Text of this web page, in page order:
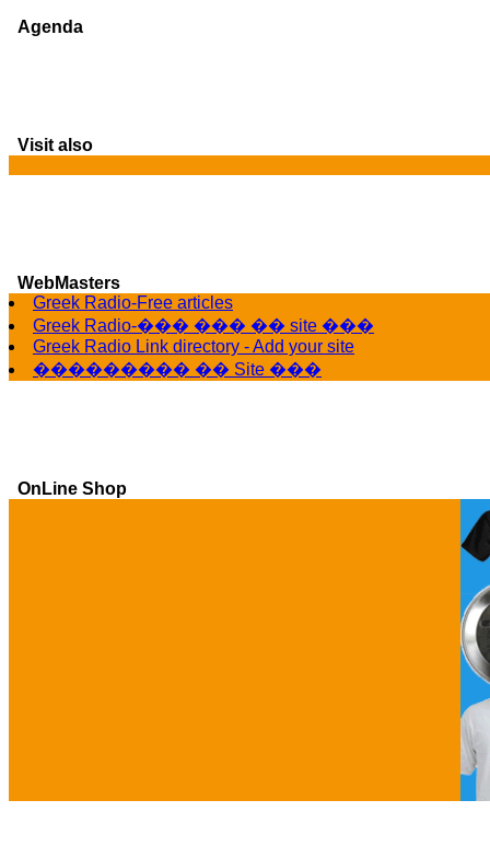
Agenda
Visit also
WebMasters
Greek Radio-Free articles
Greek Radio-��� ��� �� site ���
Greek Radio Link directory - Add your site
��������� �� Site ���
OnLine Shop